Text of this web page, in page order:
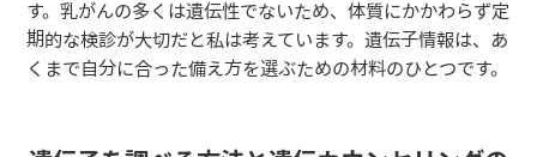
す。乳がんの多くは遺伝性でないため、体質にかかわらず定
期的な検診が大切だと私は考えています。遺伝子情報は、あ
くまで自分に合った備え方を選ぶための材料のひとつです。